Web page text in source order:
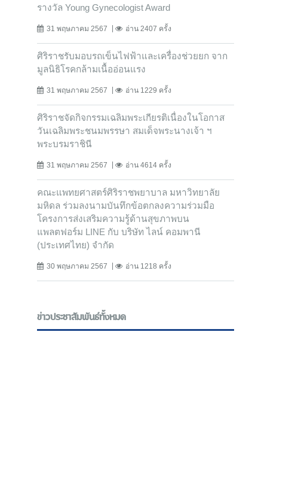
รางวัล Young Gynecologist Award
31 พฤษภาคม 2567 อ่าน 2407 ครั้ง
ศิริราชรับมอบรถเข็นไฟฟ้าและเครื่องช่วยยก จาก
มูลนิธิโรคกล้ามเนื้ออ่อนแรง
31 พฤษภาคม 2567 อ่าน 1229 ครั้ง
ศิริราชจัดกิจกรรมเฉลิมพระเกียรติเนื่องในโอกาส
วันเฉลิมพระชนมพรรษา สมเด็จพระนางเจ้า ฯ
พระบรมราชินี
31 พฤษภาคม 2567 อ่าน 4614 ครั้ง
คณะแพทยศาสตร์ศิริราชพยาบาล มหาวิทยาลัย
มหิดล ร่วมลงนามบันทึกข้อตกลงความร่วมมือ
โครงการส่งเสริมความรู้ด้านสุขภาพบน
แพลตฟอร์ม LINE กับ บริษัท ไลน์ คอมพานี
(ประเทศไทย) จํากัด
30 พฤษภาคม 2567 อ่าน 1218 ครั้ง
ข่าวประชาสัมพันธ์ทั้งหมด